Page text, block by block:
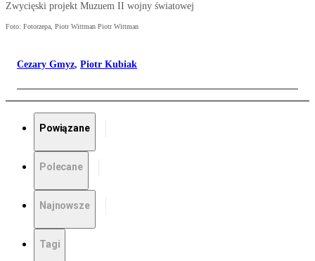
Zwycięski projekt Muzuem II wojny światowej
Foto: Fotorzepa, Piotr Wittman Piotr Wittman
Cezary Gmyz, Piotr Kubiak
Powiązane
Polecane
Najnowsze
Tagi